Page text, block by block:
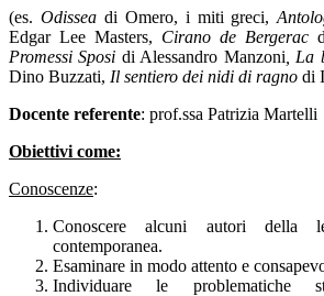
(es. Odissea di Omero, i miti greci,
Edgar Lee Masters, Cirano de Bergerac
Promessi Sposi di Alessandro Manzoni , La
Dino Buzzati, Il sentiero dei nidi di ragno di
Docente referente: prof.ssa Patrizia Martelli
Obiettivi come:
Conoscenze:
Conoscere alcuni autori della
contemporanea.
Esaminare in modo attento e
Individuare le problematiche